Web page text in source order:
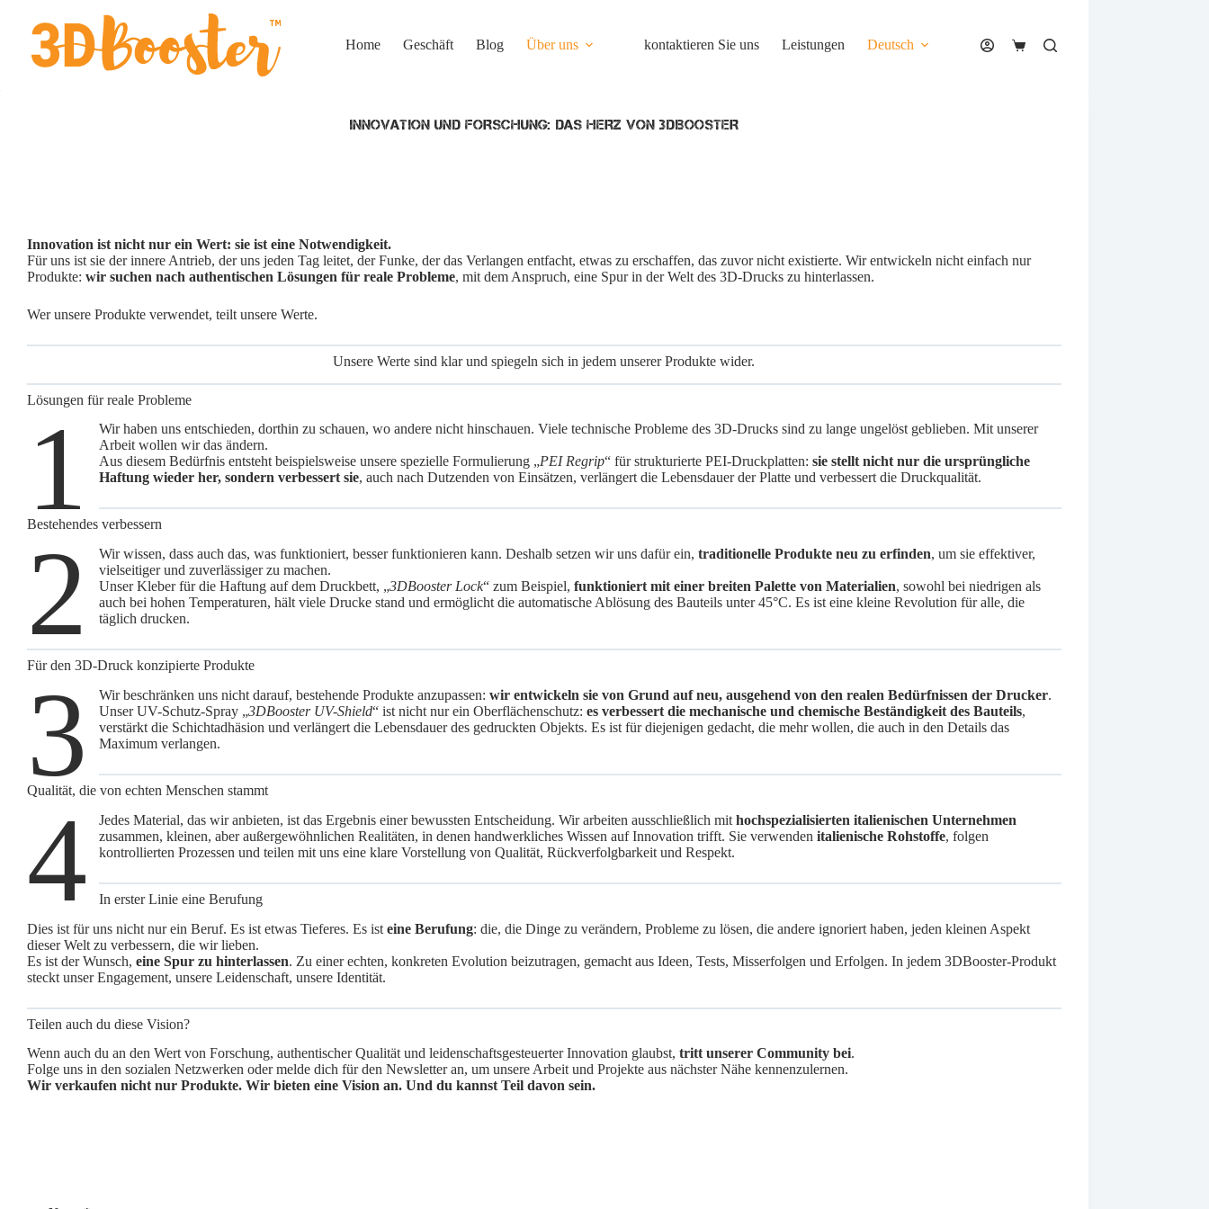
springen
Home Geschäft Blog Über uns kontaktieren Sie uns Leistungen Deutsch Warenkorb
INNOVATION UND FORSCHUNG: DAS HERZ VON 3DBOOSTER
Innovation ist nicht nur ein Wert: sie ist eine Notwendigkeit.
Für uns ist sie der innere Antrieb, der uns jeden Tag leitet, der Funke, der das Verlangen entfacht, etwas zu erschaffen, das zuvor nicht existierte. Wir entwickeln nicht einfach nur
Produkte: wir suchen nach authentischen Lösungen für reale Probleme, mit dem Anspruch, eine Spur in der Welt des 3D-Drucks zu hinterlassen.
Wer unsere Produkte verwendet, teilt unsere Werte.
Unsere Werte sind klar und spiegeln sich in jedem unserer Produkte wider.
Lösungen für reale Probleme
1
Wir haben uns entschieden, dorthin zu schauen, wo andere nicht hinschauen. Viele technische Probleme des 3D-Drucks sind zu lange ungelöst geblieben. Mit unserer
Arbeit wollen wir das ändern.
Aus diesem Bedürfnis entsteht beispielsweise unsere spezielle Formulierung „PEI Regrip“ für strukturierte PEI-Druckplatten:sie stellt nicht nur die ursprüngliche
Haftung wieder her, sondern verbessert sie, auch nach Dutzenden von Einsätzen, verlängert die Lebensdauer der Platte und verbessert die Druckqualität.
Bestehendes verbessern
2 Wir wissen, dass auch das, was funktioniert, besser funktionieren kann. Deshalb setzen wir uns dafür ein,traditionelle Produkte neu zu erfinden, um sie effektiver,
vielseitiger und zuverlässiger zu machen.
UnserKleber für die Haftung auf dem Druckbett, „3DBooster Lock“ zum Beispiel,funktioniert mit einer breiten Palette von Materialien, sowohl bei niedrigen als
auch bei hohen Temperaturen, hält viele Drucke stand und ermöglicht die automatische Ablösung des Bauteils unter 45°C. Es ist eine kleine Revolution für alle, die
täglich drucken.
Für den 3D-Druck konzipierte Produkte
3 Wir beschränken uns nicht darauf, bestehende Produkte anzupassen:wir entwickeln sie von Grund auf neu, ausgehend von den realen Bedürfnissen der Drucker.
Unser UV-Schutz-Spray „3DBooster UV-Shield“ ist nicht nur ein Oberflächenschutz:es verbessert die mechanische und chemische Beständigkeit des Bauteils,
verstärkt die Schichtadhäsion und verlängert die Lebensdauer des gedruckten Objekts. Es ist für diejenigen gedacht, die mehr wollen, die auch in den Details das
Maximum verlangen.
Qualität, die von echten Menschen stammt
4 Jedes Material, das wir anbieten, ist das Ergebnis einer bewussten Entscheidung. Wir arbeiten ausschließlich mithochspezialisierten italienischen Unternehmen
zusammen, kleinen, aber außergewöhnlichen Realitäten, in denen handwerkliches Wissen auf Innovation trifft. Sie verwendenitalienische Rohstoffe, folgen
kontrollierten Prozessen und teilen mit uns eine klare Vorstellung von Qualität, Rückverfolgbarkeit und Respekt.
In erster Linie eine Berufung
Dies ist für uns nicht nur ein Beruf. Es ist etwas Tieferes. Es ist eine Berufung: die, die Dinge zu verändern, Probleme zu lösen, die andere ignoriert haben, jeden kleinen Aspekt
dieser Welt zu verbessern, die wir lieben.
Es ist der Wunsch, eine Spur zu hinterlassen. Zu einer echten, konkreten Evolution beizutragen, gemacht aus Ideen, Tests, Misserfolgen und Erfolgen. In jedem 3DBooster-Produkt
steckt unser Engagement, unsere Leidenschaft, unsere Identität.
Teilen auch du diese Vision?
Wenn auch du an den Wert von Forschung, authentischer Qualität und leidenschaftsgesteuerter Innovation glaubst, tritt unserer Community bei.
Folge uns in den sozialen Netzwerken oder melde dich für den Newsletter an, um unsere Arbeit und Projekte aus nächster Nähe kennenzulernen.
Wir verkaufen nicht nur Produkte. Wir bieten eine Vision an. Und du kannst Teil davon sein.